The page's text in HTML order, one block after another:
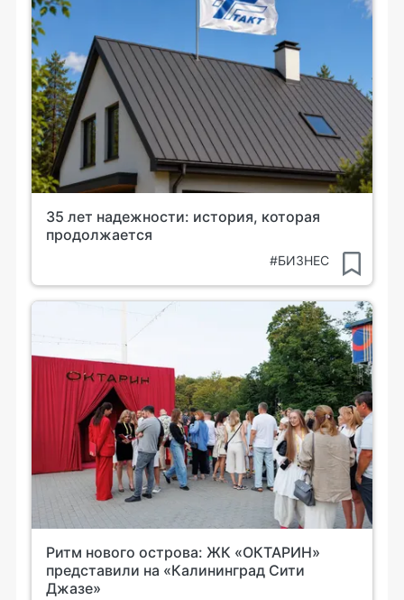
35 лет надежности: история, которая
продолжается
#БИЗНЕС
Ритм нового острова: ЖК «ОКТАРИН»
представили на «Калининград Сити
Джазе»